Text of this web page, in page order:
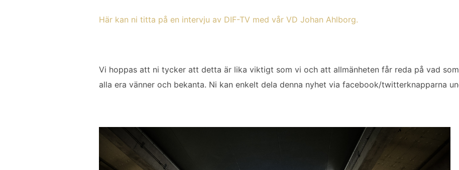
Här kan ni titta på en intervju av DIF-TV med vår VD Johan Ahlborg.
Vi hoppas att ni tycker att detta är lika viktigt som vi och att allmänheten får reda på vad
alla era vänner och bekanta. Ni kan enkelt dela denna nyhet via facebook/twitterknapparna